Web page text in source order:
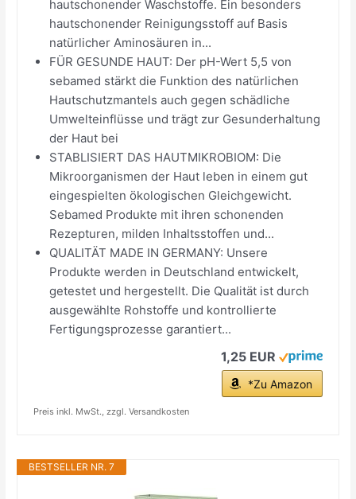
hautschonender Waschstoffe. Ein besonders
hautschonender Reinigungsstoff auf Basis
natürlicher Aminosäuren in...
FÜR GESUNDE HAUT: Der pH-Wert 5,5 von
sebamed stärkt die Funktion des natürlichen
Hautschutzmantels auch gegen schädliche
Umwelteinflüsse und trägt zur Gesunderhaltung
der Haut bei
STABLISIERT DAS HAUTMIKROBIOM: Die
Mikroorganismen der Haut leben in einem gut
eingespielten ökologischen Gleichgewicht.
Sebamed Produkte mit ihren schonenden
Rezepturen, milden Inhaltsstoffen und...
QUALITÄT MADE IN GERMANY: Unsere
Produkte werden in Deutschland entwickelt,
getestet und hergestellt. Die Qualität ist durch
ausgewählte Rohstoffe und kontrollierte
Fertigungsprozesse garantiert...
1,25 EUR
*Zu Amazon
Preis inkl. MwSt., zzgl. Versandkosten
BESTSELLER NR. 7